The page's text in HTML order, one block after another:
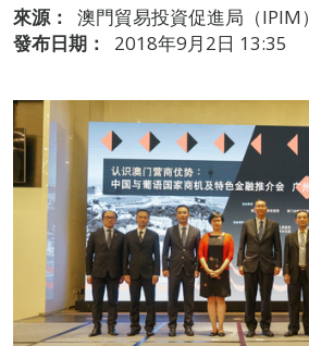
來源：
澳門貿易投資促進局（IPIM）
發布日期：
2018年9月2日 13:35